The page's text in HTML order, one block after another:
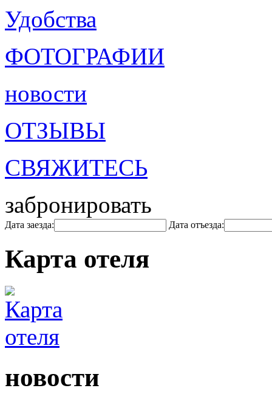
Удобства
ФОТОГРАФИИ
новости
ОТЗЫВЫ
СВЯЖИТЕСЬ
забронировать
Дата заезда: Дата отъезда:
Карта отеля
новости